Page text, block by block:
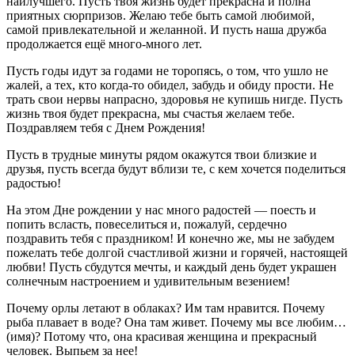
приятных сюрпризов. Желаю тебе быть самой любимой,
самой привлекательной и желанной. И пусть наша дружба
продолжается ещё много-много лет.
Пусть годы идут за годами не торопясь, о том, что ушло не
жалей, а тех, кто когда-то обидел, забудь и обиду прости. Не
трать свои нервы напрасно, здоровья не купишь нигде. Пусть
жизнь твоя будет прекрасна, мы счастья желаем тебе.
Поздравляем тебя с Днем Рождения!
Пусть в трудные минуты рядом окажутся твои близкие и
друзья, пусть всегда будут вблизи те, с кем хочется поделиться
радостью!
На этом Дне рождении у нас много радостей — поесть и
попить всласть, повеселиться и, пожалуй, сердечно
поздравить тебя с праздником! И конечно же, мы не забудем
пожелать тебе долгой счастливой жизни и горячей, настоящей
любви! Пусть сбудутся мечты, и каждый день будет украшен
солнечным настроением и удивительным везением!
Почему орлы летают в облаках? Им там нравится. Почему
рыба плавает в воде? Она там живет. Почему мы все любим…
(имя)? Потому что, она красивая женщина и прекрасный
человек. Выпьем за нее!